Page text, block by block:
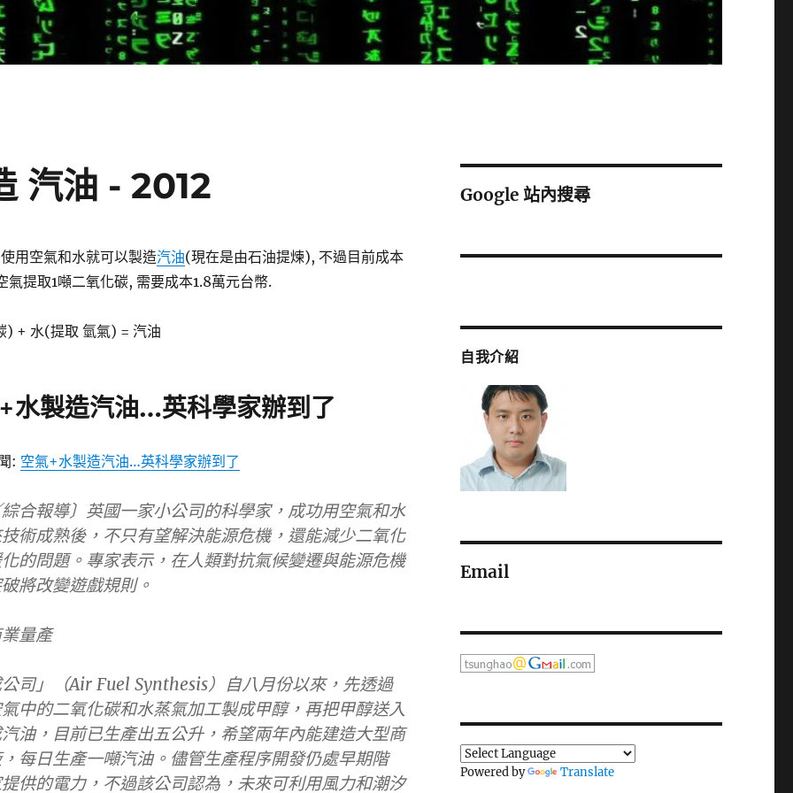
汽油 - 2012
用空氣和水就可以製造汽油(現在是由石油提煉), 不過目前成本
氣提取1噸二氧化碳, 需要成本1.8萬元台幣.
) + 水(提取 氫氣) = 汽油
水製造汽油…英科學家辦到了
: 空氣+水製造汽油…英科學家辦到了
合報導〕英國一家小公司的科學家，成功用空氣和水
術成熟後，不只有望解決能源危機，還能減少二氧化
的問題。專家表示，在人類對抗氣候變遷與能源危機
將改變遊戲規則。
量產
司」（Air Fuel Synthesis）自八月份以來，先透過
中的二氧化碳和水蒸氣加工製成甲醇，再把甲醇送入
油，目前已生產出五公升，希望兩年內能建造大型商
每日生產一噸汽油。儘管生產程序開發仍處早期階
供的電力，不過該公司認為，未來可利用風力和潮汐
Google 站內搜尋
自我介紹
Email
Powered by Translate